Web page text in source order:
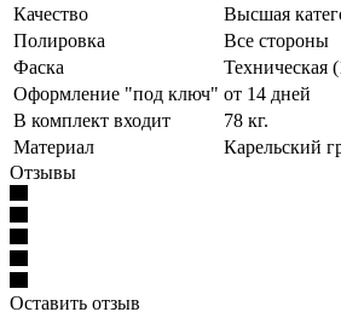
Качество
Высшая
Полировка
Все стороны
Фаска
Техническая
Оформление "под ключ" от 14 дней
В комплект входит
78 кг.
Материал
Карельский
Отзывы
Оставить отзыв